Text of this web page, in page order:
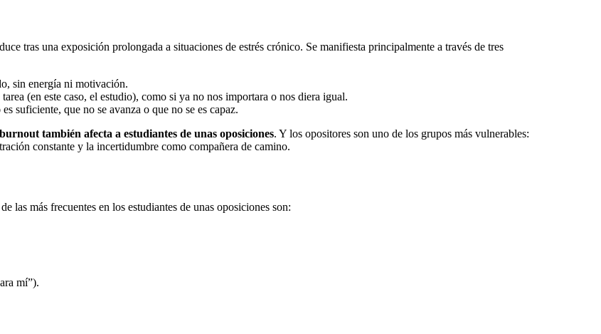
tras una exposición prolongada a situaciones de estrés crónico. Se manifiesta principalmente a través de tres
sin energía ni motivación.
(en este caso, el estudio), como si ya no nos importara o nos diera igual.
suficiente, que no se avanza o que no se es capaz.
también afecta a estudiantes de unas oposiciones. Y los opositores son uno de los grupos más vulnerables:
constante y la incertidumbre como compañera de camino.
las más frecuentes en los estudiantes de unas oposiciones son:
mí”).